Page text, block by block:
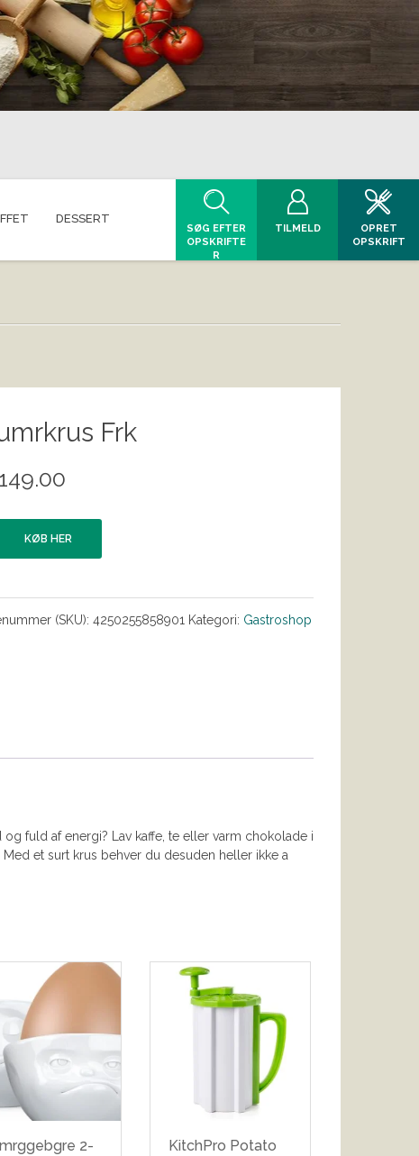
DESSERT
SØG EFTER
OPSKRIFTE
R
TILMELD
OPRET
OPSKRIFT
Frk
149.00
KØB HER
(SKU): 4250255858901 Kategori: Gastroshop
fuld af energi? Lav kaffe, te eller varm chokolade i
et surt krus behver du desuden heller ikke a
2-
KitchPro Potato